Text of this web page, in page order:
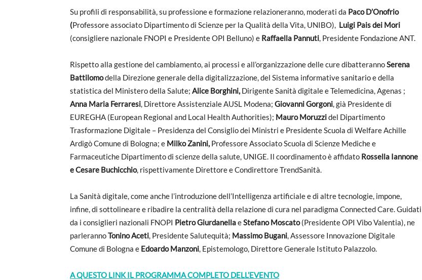
Su profili di responsabilità, su professione e formazione relazioneranno, moderati da Paco D’Onofrio
(Professore associato Dipartimento di Scienze per la Qualità della Vita, UNIBO), Luigi Pais dei Mori
(consigliere nazionale FNOPI e Presidente OPI Belluno) e Raffaella Pannuti , Presidente Fondazione ANT.
Rispetto alla gestione del cambiamento, ai processi e all’organizzazione delle cure dibatterannoSerena
Battilomodella Direzione generale della digitalizzazione, del Sistema informative sanitario e della
statistica del Ministero della Salute; Alice Borghini, Dirigente Sanità digitale e Telemedicina, Agenas ;
Anna Maria Ferraresi , Direttore Assistenziale AUSL Modena; Giovanni Gorgoni , già Presidente di
EUREGHA (European Regional and Local Health Authorities); Mauro Moruzzidel Dipartimento
Trasformazione Digitale – Presidenza del Consiglio dei Ministri e Presidente Scuola di Welfare Achille
Ardigò Comune di Bologna; e Milko Zanini, Professore Associato Scuola di Scienze Mediche e
Farmaceutiche Dipartimento di scienze della salute, UNIGE. Il coordinamento è affidato Rossella Iannone
e Cesare Buchicchio, rispettivamente Direttore e Condirettore TrendSanità.
La Sanità digitale, come anche l’introduzione dell’Intelligenza artificiale e di altre tecnologie, impone,
infine, di sottolineare e ribadire la centralità della relazione di cura nel paradigma Connected Care. Guidati
da i consiglieri nazionali FNOPI Pietro GiurdanellaeStefano Moscato(Presidente OPI Vibo Valentia), ne
parlerannoTonino Aceti , Presidente Salutequità; Massimo Bugani , Assessore Innovazione Digitale
Comune di Bologna e Edoardo Manzoni , Epistemologo, Direttore Generale Istituto Palazzolo.
A QUESTO LINK IL PROGRAMMA COMPLETO DELL’EVENTO